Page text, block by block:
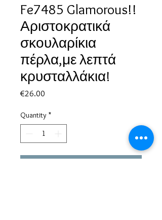
Fe7485 Glamorous!!
Αριστοκρατικά
σκουλαρίκια
πέρλα,με λεπτά
κρυσταλλάκια!
€26.00
Quantity *